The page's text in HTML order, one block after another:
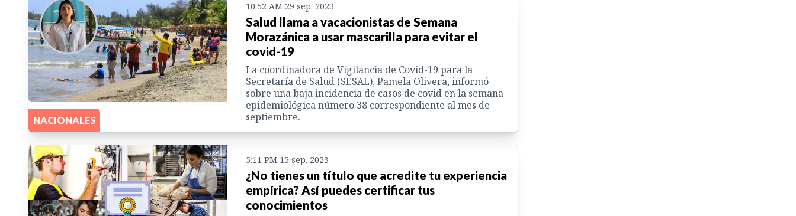
NACIONALES
10:52 AM 29 sep. 2023
Salud llama a vacacionistas de Semana
Morazánica a usar mascarilla para evitar el
covid-19
La coordinadora de Vigilancia de Covid-19 para la
Secretaría de Salud (SESAL), Pamela Olivera, informó
sobre una baja incidencia de casos de covid en la semana
epidemiológica número 38 correspondiente al mes de
septiembre.
5:11 PM 15 sep. 2023
¿No tienes un título que acredite tu experiencia
empírica? Así puedes certificar tus
conocimientos